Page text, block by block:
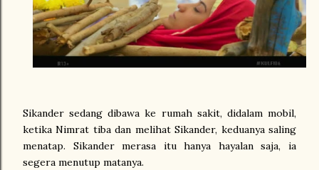
Sikander sedang dibawa ke rumah sakit, didalam mobil,
ketika Nimrat tiba dan melihat Sikander, keduanya saling
menatap. Sikander merasa itu hanya hayalan saja, ia
segera menutup matanya.